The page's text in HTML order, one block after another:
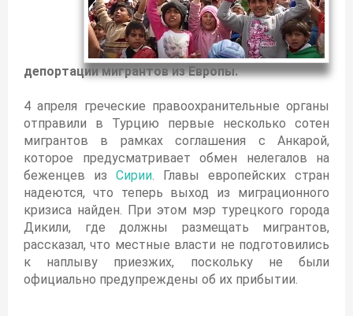
депортации мигрантов из Европы.
4 апреля греческие правоохранительные органы
отправили в Турцию первые несколько сотен
мигрантов в рамках соглашения с Анкарой,
которое предусматривает обмен нелегалов на
беженцев из Сирии. Главы европейских стран
надеются, что теперь выход из миграционного
кризиса найден. При этом мэр турецкого города
Дикили, где должны размещать мигрантов,
рассказал, что местные власти не подготовились
к наплыву приезжих, поскольку не были
официально предупреждены об их прибытии.